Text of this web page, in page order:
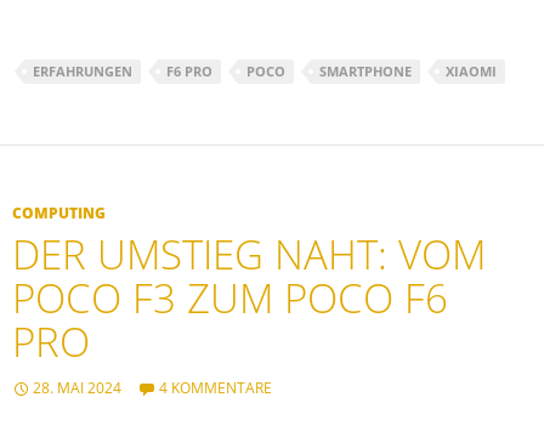
ERFAHRUNGEN F6 PRO POCO SMARTPHONE XIAOMI
COMPUTING
DER UMSTIEG NAHT: VOM
POCO F3 ZUM POCO F6
PRO
28. MAI 2024 4 KOMMENTARE